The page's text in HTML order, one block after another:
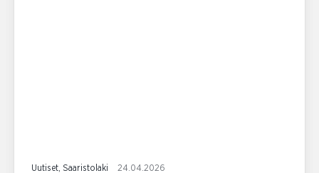
Uutiset, Saaristolaki 24.04.2026